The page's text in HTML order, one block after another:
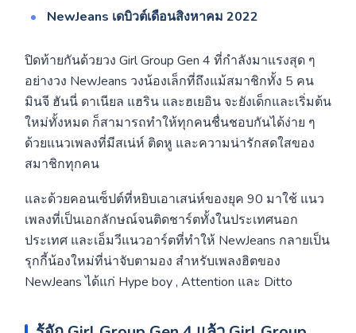
NewJeans เดบิวต์เดือนสิงหาคม 2022
ปิดท้ายกันด้วยวง Girl Group Gen 4 ที่กำลังมาแรงสุด ๆ
อย่างวง NewJeans วงน้องเล็กที่ถึงแม้สมาชิกทั้ง 5 คน
มินจี ฮันนี่ ดาเนียล แฮริน และฮเยอิน จะยังเด็กและเริ่มต้น
ใหม่ทั้งหมด ก็สามารถทำให้ทุกคนชื่นชอบกันได้ง่าย ๆ
ด้วยแนวเพลงที่มีสเน่ห์ ติดหู และความน่ารักสดใสของ
สมาชิกทุกคน
และด้วยคอนเซ็ปต์ที่หยิบเอาเสน่ห์ของยุค 90 มาใช้ แนว
เพลงที่เป็นเอกลักษณ์จนติดชาร์ตทั้งในประเทศนอก
ประเทศ และเอ็มวีแนวอาร์ตที่ทำให้ NewJeans กลายเป็น
รุกกี้น้องใหม่ที่น่าจับตามอง สำหรับเพลงฮิตของ
NewJeans ได้แก่ Hype boy , Attention และ Ditto